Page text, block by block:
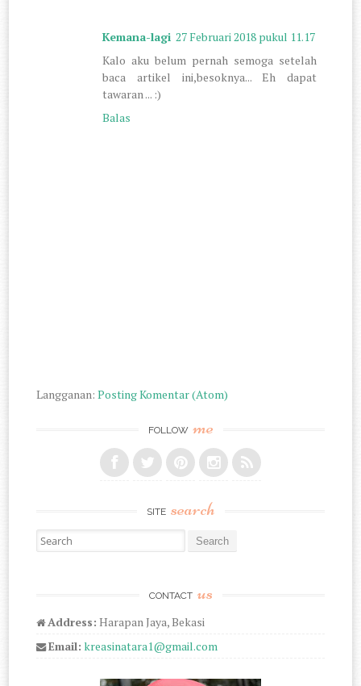
Kemana-lagi 27 Februari 2018 pukul 11.17
Kalo aku belum pernah semoga setelah
baca artikel ini,besoknya... Eh dapat
tawaran ... :)
Balas
Langganan:Posting Komentar (Atom)
FOLLOW me
SITE search
Search for:
CONTACT us
Address: Harapan Jaya, Bekasi
Email: kreasinatara1@gmail.com